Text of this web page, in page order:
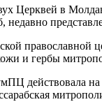
Церквей в
недавно
православной
и гербы
действовала